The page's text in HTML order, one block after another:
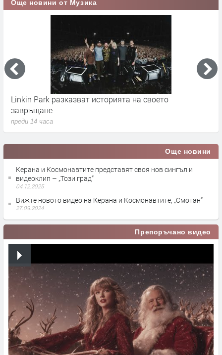
Още новини от Музика
Linkin Park разказват историята на своето
завръщане
преди 14 часа
Още новини
Керана и Космонавтите представят своя нов сингъл и
видеоклип – „Този град“
04.12.2025
Вижте новото видео на Керана и Космонавтите, „Смотан“
27.09.2024
Препоръчано видео